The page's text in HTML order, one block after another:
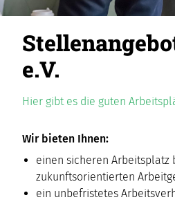
e.V.
Hier gibt es die guten
Wir bieten Ihnen:
einen sicheren Arbeitsplatz
zukunftsorientierten
ein unbefristetes